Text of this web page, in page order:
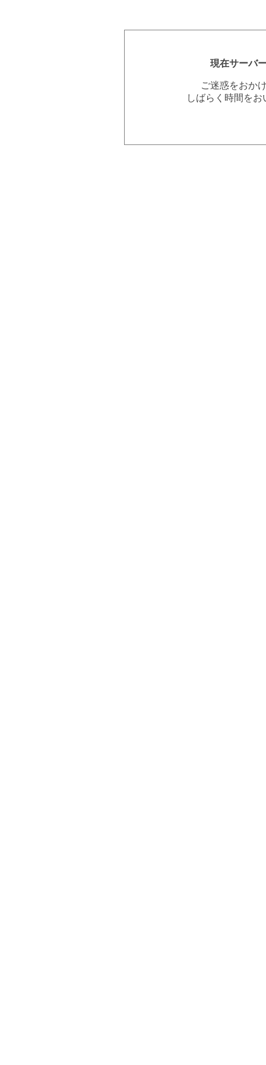
現在サーバ
ご迷惑をおか
しばらく時間を